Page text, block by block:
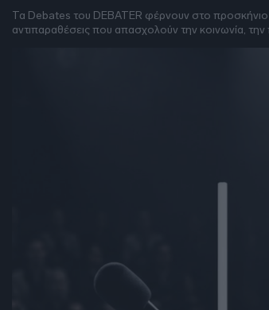
Τα Debates του DEBATER φέρνουν στο προσκήνιο
αντιπαραθέσεις που απασχολούν την κοινωνία,